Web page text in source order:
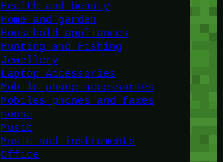
Health and beauty
Home and garden
Household appliances
Hunting and Fishing
Jewellery
Laptop Accessories
Mobile phone accessories
Mobiles phones and faxes
mouse
Music
Music and instruments
Office